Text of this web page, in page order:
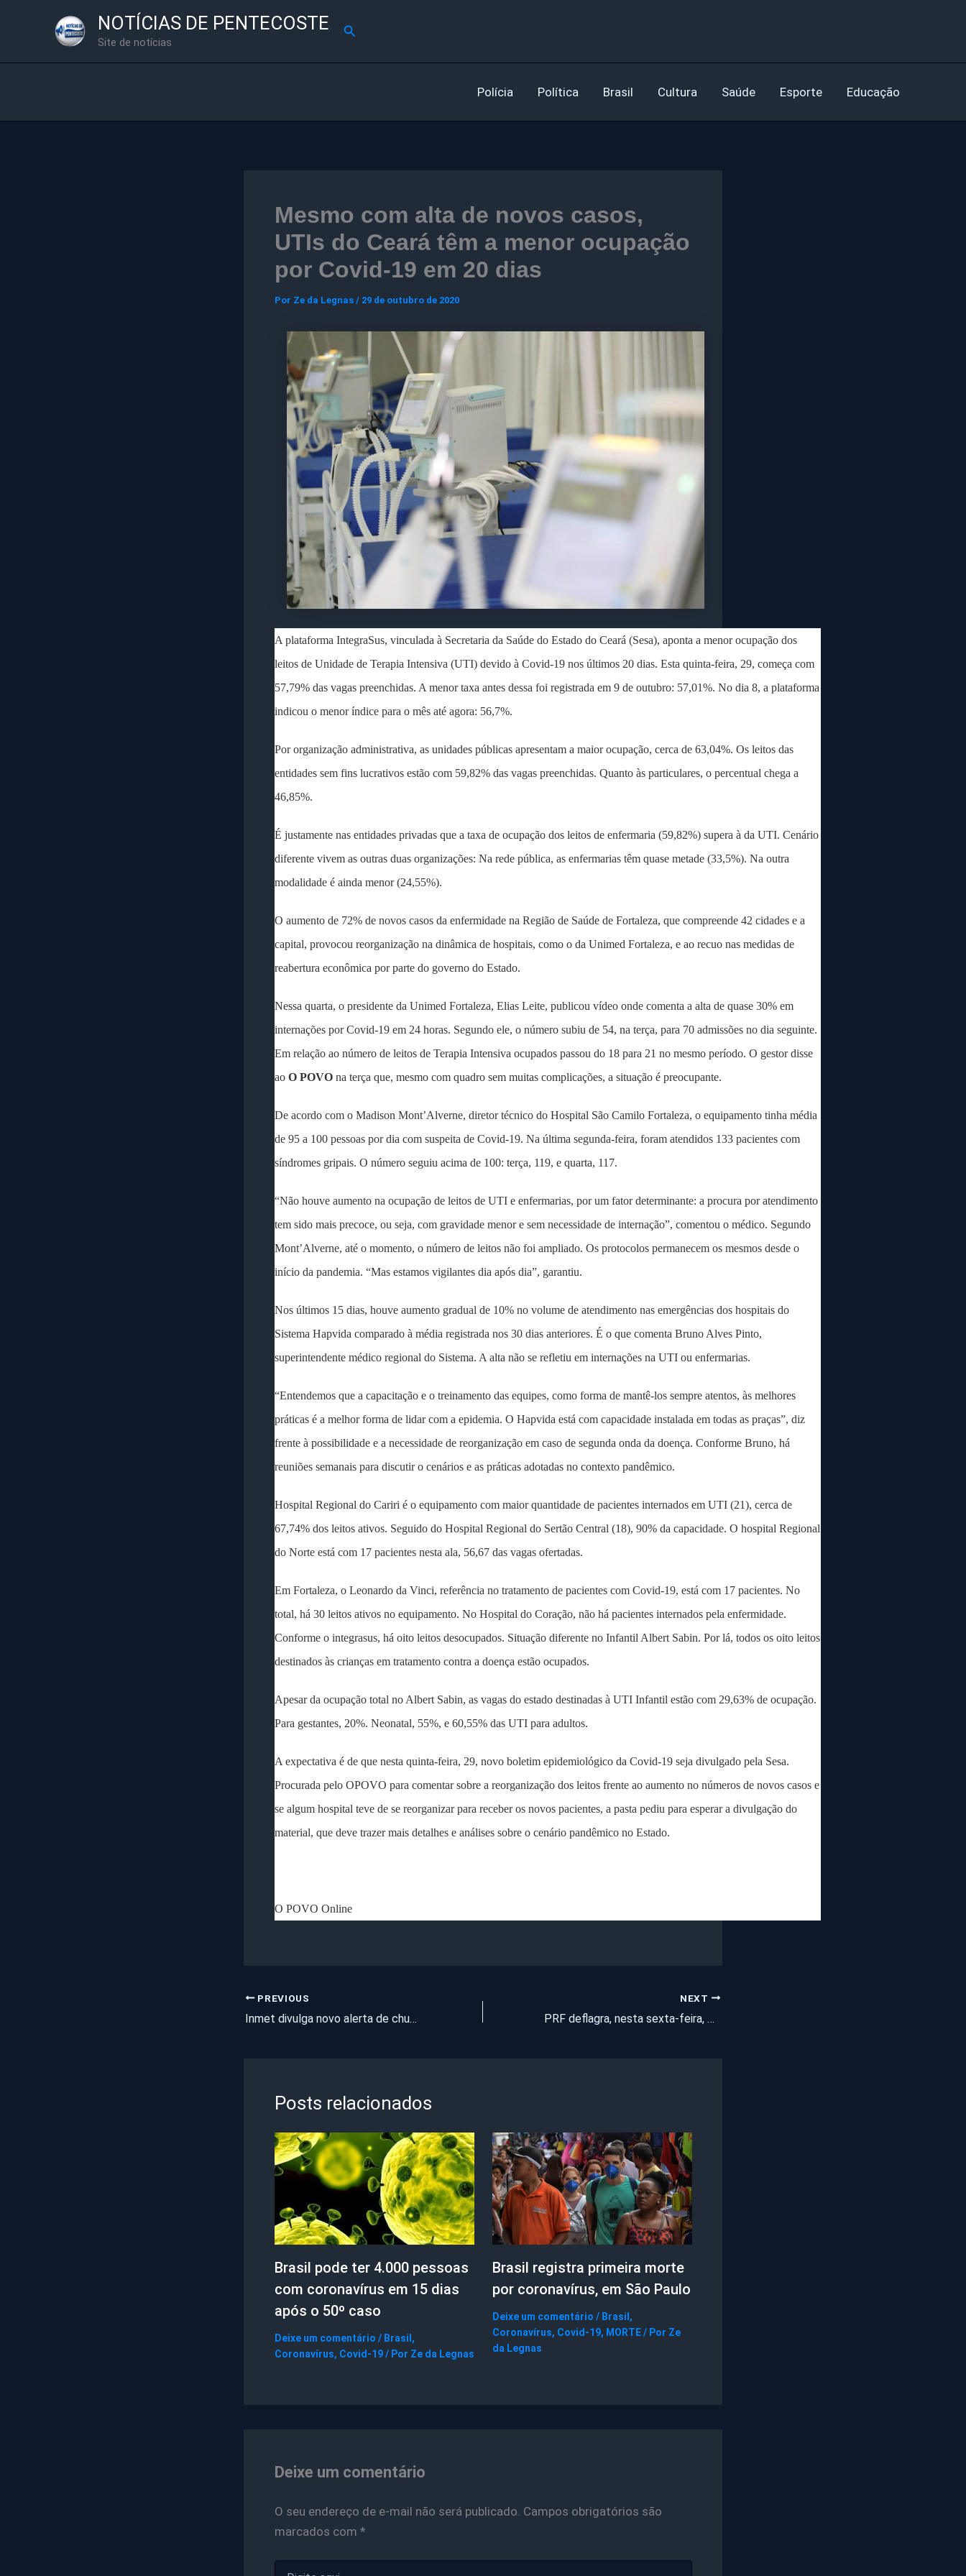
NOTÍCIAS DE PENTECOSTE
Site de notícias
Pesquisar
Polícia Política Brasil Cultura Saúde Esporte Educação
Mesmo com alta de novos casos,
UTIs do Ceará têm a menor ocupação
por Covid-19 em 20 dias
Por Ze da Legnas / 29 de outubro de 2020
A plataforma IntegraSus, vinculada à Secretaria da Saúde do Estado do Ceará (Sesa), aponta a menor ocupação dos
leitos de Unidade de Terapia Intensiva (UTI) devido à Covid-19 nos últimos 20 dias. Esta quinta-feira, 29, começa com
57,79% das vagas preenchidas. A menor taxa antes dessa foi registrada em 9 de outubro: 57,01%. No dia 8, a plataforma
indicou o menor índice para o mês até agora: 56,7%.
Por organização administrativa, as unidades públicas apresentam a maior ocupação, cerca de 63,04%. Os leitos das
entidades sem fins lucrativos estão com 59,82% das vagas preenchidas. Quanto às particulares, o percentual chega a
46,85%.
É justamente nas entidades privadas que a taxa de ocupação dos leitos de enfermaria (59,82%) supera à da UTI. Cenário
diferente vivem as outras duas organizações: Na rede pública, as enfermarias têm quase metade (33,5%). Na outra
modalidade é ainda menor (24,55%).
O aumento de 72% de novos casos da enfermidade na Região de Saúde de Fortaleza, que compreende 42 cidades e a
capital, provocou reorganização na dinâmica de hospitais, como o da Unimed Fortaleza, e ao recuo nas medidas de
reabertura econômica por parte do governo do Estado.
Nessa quarta, o presidente da Unimed Fortaleza, Elias Leite, publicou vídeo onde comenta a alta de quase 30% em
internações por Covid-19 em 24 horas. Segundo ele, o número subiu de 54, na terça, para 70 admissões no dia seguinte.
Em relação ao número de leitos de Terapia Intensiva ocupados passou do 18 para 21 no mesmo período. O gestor disse
ao O POVOna terça que, mesmo com quadro sem muitas complicações, a situação é preocupante.
De acordo com o Madison Mont’Alverne, diretor técnico do Hospital São Camilo Fortaleza, o equipamento tinha média
de 95 a 100 pessoas por dia com suspeita de Covid-19. Na última segunda-feira, foram atendidos 133 pacientes com
síndromes gripais. O número seguiu acima de 100: terça, 119, e quarta, 117.
“Não houve aumento na ocupação de leitos de UTI e enfermarias, por um fator determinante: a procura por atendimento
tem sido mais precoce, ou seja, com gravidade menor e sem necessidade de internação”, comentou o médico. Segundo
Mont’Alverne, até o momento, o número de leitos não foi ampliado. Os protocolos permanecem os mesmos desde o
início da pandemia. “Mas estamos vigilantes dia após dia”, garantiu.
Nos últimos 15 dias, houve aumento gradual de 10% no volume de atendimento nas emergências dos hospitais do
Sistema Hapvida comparado à média registrada nos 30 dias anteriores. É o que comenta Bruno Alves Pinto,
superintendente médico regional do Sistema. A alta não se refletiu em internações na UTI ou enfermarias.
“Entendemos que a capacitação e o treinamento das equipes, como forma de mantê-los sempre atentos, às melhores
práticas é a melhor forma de lidar com a epidemia. O Hapvida está com capacidade instalada em todas as praças”, diz
frente à possibilidade e a necessidade de reorganização em caso de segunda onda da doença. Conforme Bruno, há
reuniões semanais para discutir o cenários e as práticas adotadas no contexto pandêmico.
Hospital Regional do Cariri é o equipamento com maior quantidade de pacientes internados em UTI (21), cerca de
67,74% dos leitos ativos. Seguido do Hospital Regional do Sertão Central (18), 90% da capacidade. O hospital Regional
do Norte está com 17 pacientes nesta ala, 56,67 das vagas ofertadas.
Em Fortaleza, o Leonardo da Vinci, referência no tratamento de pacientes com Covid-19, está com 17 pacientes. No
total, há 30 leitos ativos no equipamento. No Hospital do Coração, não há pacientes internados pela enfermidade.
Conforme o integrasus, há oito leitos desocupados. Situação diferente no Infantil Albert Sabin. Por lá, todos os oito leitos
destinados às crianças em tratamento contra a doença estão ocupados.
Apesar da ocupação total no Albert Sabin, as vagas do estado destinadas à UTI Infantil estão com 29,63% de ocupação.
Para gestantes, 20%. Neonatal, 55%, e 60,55% das UTI para adultos.
A expectativa é de que nesta quinta-feira, 29, novo boletim epidemiológico da Covid-19 seja divulgado pela Sesa.
Procurada pelo OPOVO para comentar sobre a reorganização dos leitos frente ao aumento no números de novos casos e
se algum hospital teve de se reorganizar para receber os novos pacientes, a pasta pediu para esperar a divulgação do
material, que deve trazer mais detalhes e análises sobre o cenário pandêmico no Estado.
O POVO Online
PREVIOUS
Inmet divulga novo alerta de chuva e ventos de até 60km/h, no Ceará
NEXT
PRF deflagra, nesta sexta-feira, Operação Finados com mais fiscalização nas rodovias
Posts relacionados
Brasil pode ter 4.000 pessoas
com coronavírus em 15 dias
após o 50º caso
Deixe um comentário / Brasil ,
Coronavírus, Covid-19/ Por Ze da Legnas
Brasil registra primeira morte
por coronavírus, em São Paulo
Deixe um comentário / Brasil ,
Coronavírus, Covid-19, MORTE/ Por Ze
da Legnas
Deixe um comentário
O seu endereço de e-mail não será publicado. Campos obrigatórios são
marcados com *